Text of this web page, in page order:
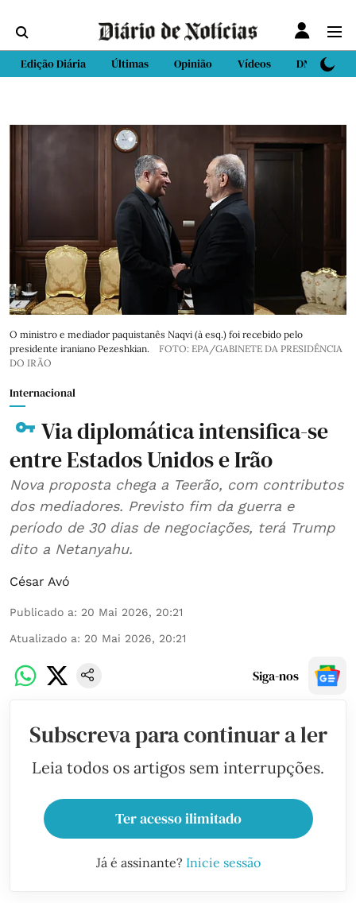
Edição Diária Últimas Opinião Vídeos DN Sport
O ministro e mediador paquistanês Naqvi (à esq.) foi recebido pelo
presidente iraniano Pezeshkian.
FOTO: EPA/GABINETE DA PRESIDÊNCIA
DO IRÃO
Internacional
Via diplomática intensifica-se
entre Estados Unidos e Irão
Nova proposta chega a Teerão, com contributos
dos mediadores. Previsto fim da guerra e
período de 30 dias de negociações, terá Trump
dito a Netanyahu.
César Avó
Publicado a: 20 Mai 2026, 20:21
Atualizado a: 20 Mai 2026, 20:21
Siga-nos
Subscreva para continuar a ler
Leia todos os artigos sem interrupções.
Ter acesso ilimitado
Já é assinante? Inicie sessão